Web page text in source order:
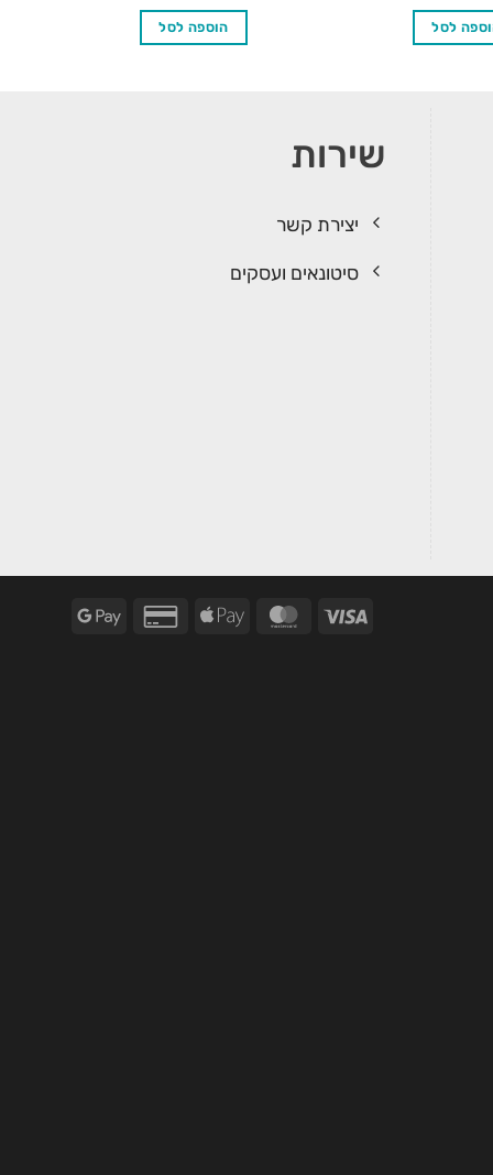
היה:
₪200.00.
לסל היה:
₪850.00.הוספה לסל
שירות
יצירת קשר
סיטונאים ועסקים
Visa
MasterCard
Apple
Credit
Google